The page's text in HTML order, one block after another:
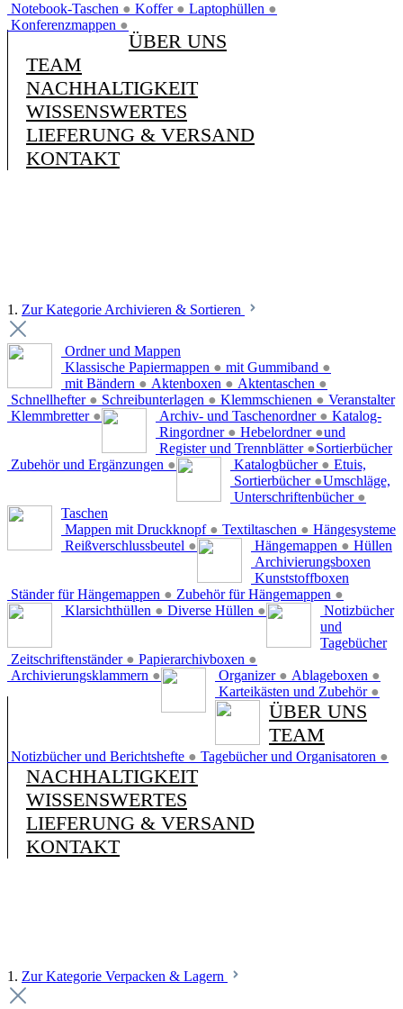
Notebook-Taschen ● Koffer ● Laptophüllen ●
Konferenzmappen ●
ÜBER UNS
TEAM
NACHHALTIGKEIT
WISSENSWERTES
LIEFERUNG & VERSAND
KONTAKT
1. Zur Kategorie Archivieren & Sortieren
Ordner und Mappen
Klassische Papiermappen ● mit Gummiband ●
mit Bändern ● Aktenboxen ● Aktentaschen ●
Schnellhefter ● Schreibunterlagen ● Klemmschienen ●
Klemmbretter ●
Veranstalter
Archiv- und Taschenordner ●
Ringordner ● Hebelordner ●
Register und Trennblätter ●
Zubehör und Ergänzungen ●
Katalog-
und
Sortierbücher
Katalogbücher ●
Sortierbücher ●
Unterschriftenbücher ●
Etuis,
Umschläge,
Taschen
Mappen mit Druckknopf ● Textiltaschen ●
Reißverschlussbeutel ●
Hängesysteme
Hängemappen ●
Ständer für Hängemappen ● Zubehör für Hängemappen ●
Hüllen
Klarsichthüllen ● Diverse Hüllen ●
Archivierungsboxen
Zeitschriftenständer ● Papierarchivboxen ●
Archivierungsklammern ●
Kunststoffboxen
Organizer ● Ablageboxen ●
Karteikästen und Zubehör ●
Notizbücher
und
Tagebücher
Notizbücher und Berichtshefte ● Tagebücher und Organisatoren ●
ÜBER UNS
TEAM
NACHHALTIGKEIT
WISSENSWERTES
LIEFERUNG & VERSAND
KONTAKT
1. Zur Kategorie Verpacken & Lagern